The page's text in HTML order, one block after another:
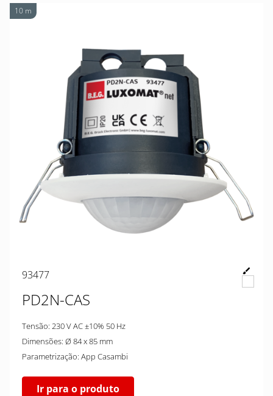
10 m
93477
PD2N-CAS
Tensão: 230 V AC ±10% 50 Hz
Dimensões: Ø 84 x 85 mm
Parametrização: App Casambi
Ir para o produto